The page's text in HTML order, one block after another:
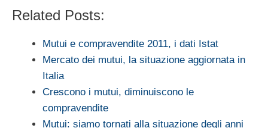
Related Posts:
Mutui e compravendite 2011, i dati Istat
Mercato dei mutui, la situazione aggiornata in
Italia
Crescono i mutui, diminuiscono le
compravendite
Mutui: siamo tornati alla situazione degli anni